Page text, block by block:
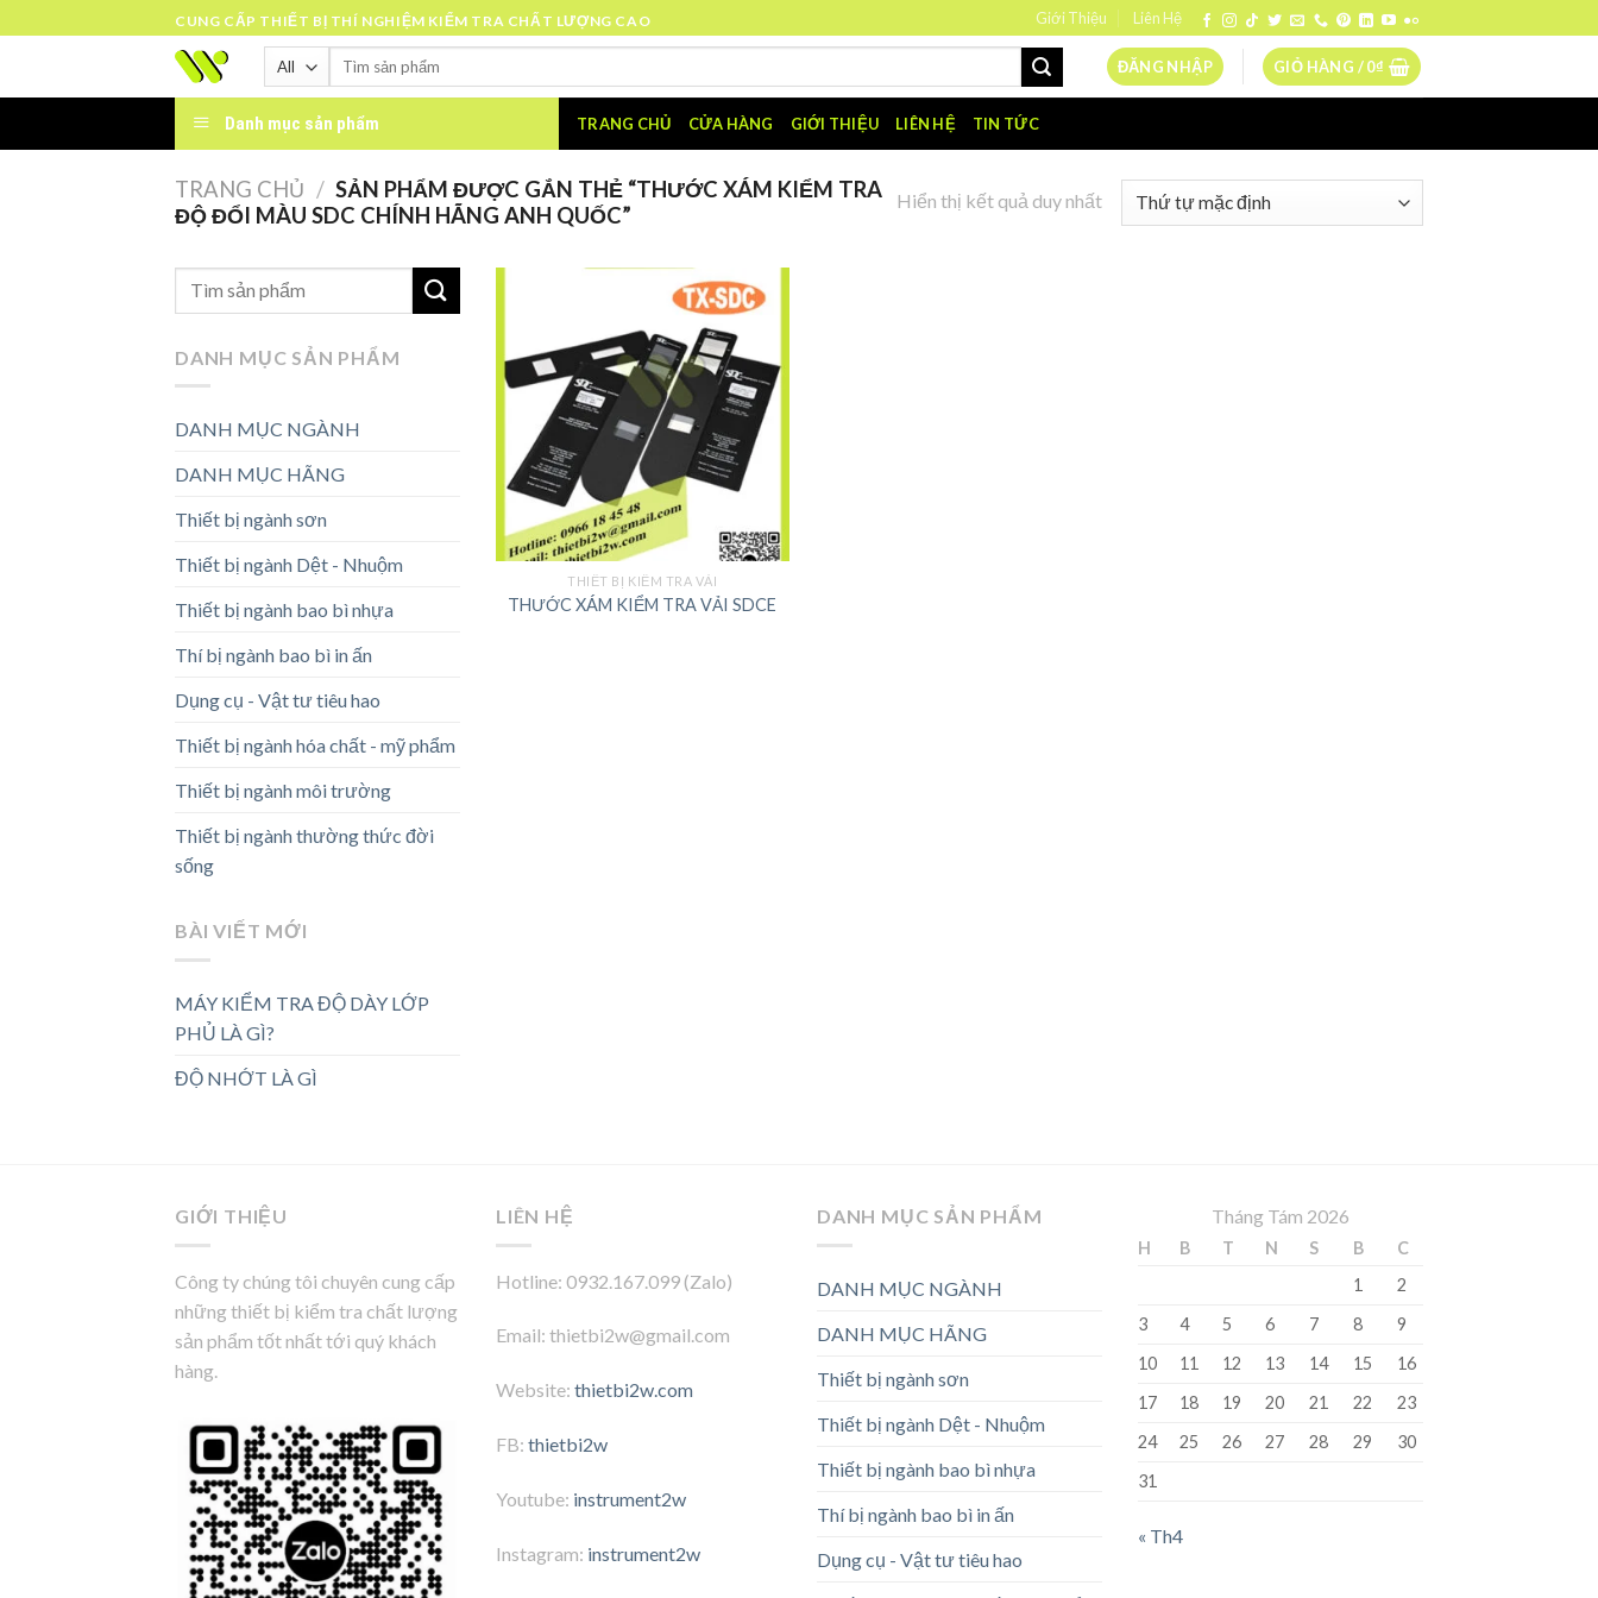
to
CUNG CẤP THIẾT BỊ THÍ NGHIỆM KIỂM TRA CHẤT LƯỢNG CAO Giới Thiệu Liên Hệ
Tìm
ĐĂNG NHẬP GIỎ HÀNG /0₫
Danh mục sản phẩm TRANG CHỦ CỬA HÀNG GIỚI THIỆU LIÊN HỆ TIN TỨC
TRANG CHỦ / SẢN PHẨM ĐƯỢC GẮN THẺ “THƯỚC XÁM KIỂM TRA
ĐỘ ĐỔI MÀU SDC CHÍNH HÃNG ANH QUỐC”
Hiển thị kết quả duy nhất
DANH MỤC SẢN PHẨM
DANH MỤC NGÀNH
DANH MỤC HÃNG
Thiết bị ngành sơn
Thiết bị ngành Dệt - Nhuộm
Thiết bị ngành bao bì nhựa
Thí bị ngành bao bì in ấn
Dụng cụ - Vật tư tiêu hao
Thiết bị ngành hóa chất - mỹ phẩm
Thiết bị ngành môi trường
Thiết bị ngành thường thức đời
sống
BÀI VIẾT MỚI
MÁY KIỂM TRA ĐỘ DÀY LỚP
PHỦ LÀ GÌ?
ĐỘ NHỚT LÀ GÌ
THIẾT BỊ KIỂM TRA VẢI
THƯỚC XÁM KIỂM TRA VẢI SDCE
GIỚI THIỆU
Công ty chúng tôi chuyên cung cấp
những thiết bị kiểm tra chất lượng
sản phẩm tốt nhất tới quý khách
hàng.
LIÊN HỆ
Hotline: 0932.167.099 (Zalo)
Email: thietbi2w@gmail.com
Website: thietbi2w.com
FB: thietbi2w
Youtube: instrument2w
Instagram: instrument2w
DANH MỤC SẢN PHẨM
DANH MỤC NGÀNH
DANH MỤC HÃNG
Thiết bị ngành sơn
Thiết bị ngành Dệt - Nhuộm
Thiết bị ngành bao bì nhựa
Thí bị ngành bao bì in ấn
Dụng cụ - Vật tư tiêu hao
Tháng Tám 2026
H B T N S B
C
1
2
3
4 5 6 7 8
9
10
11 12 13 14 15
16
17
18 19 20 21 22
23
24
25 26 27 28 29
30
31
« Th4